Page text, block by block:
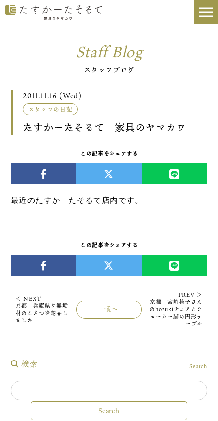
Staff Blog
スタッフブログ
2011.11.16 (Wed)
スタッフの日記
たすかーたそるて 家具のヤマカワ
この記事をシェアする
最近のたすかーたそるて店内です。
この記事をシェアする
＜ NEXT
京都 兵庫県に無垢
材のこたつを納品し
ました
一覧へ
PREV ＞
京都 宮崎椅子さん
のhozukiチェアとシ
ェーカー脚の円形テ
ーブル
検索 Search